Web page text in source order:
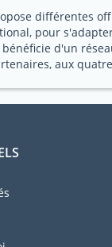
différentes
pour
d'un
aux